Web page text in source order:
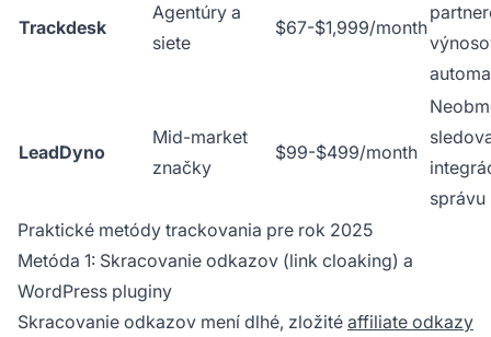
Trackdesk
Agentúry a
siete
$67-$1,999/month
LeadDyno
Mid-market
značky
$99-$499/month
správu
Praktické metódy trackovania pre rok 2025
Metóda 1: Skracovanie odkazov (link cloaking) a
WordPress pluginy
Skracovanie odkazov mení dlhé, zložité affiliate odkazy